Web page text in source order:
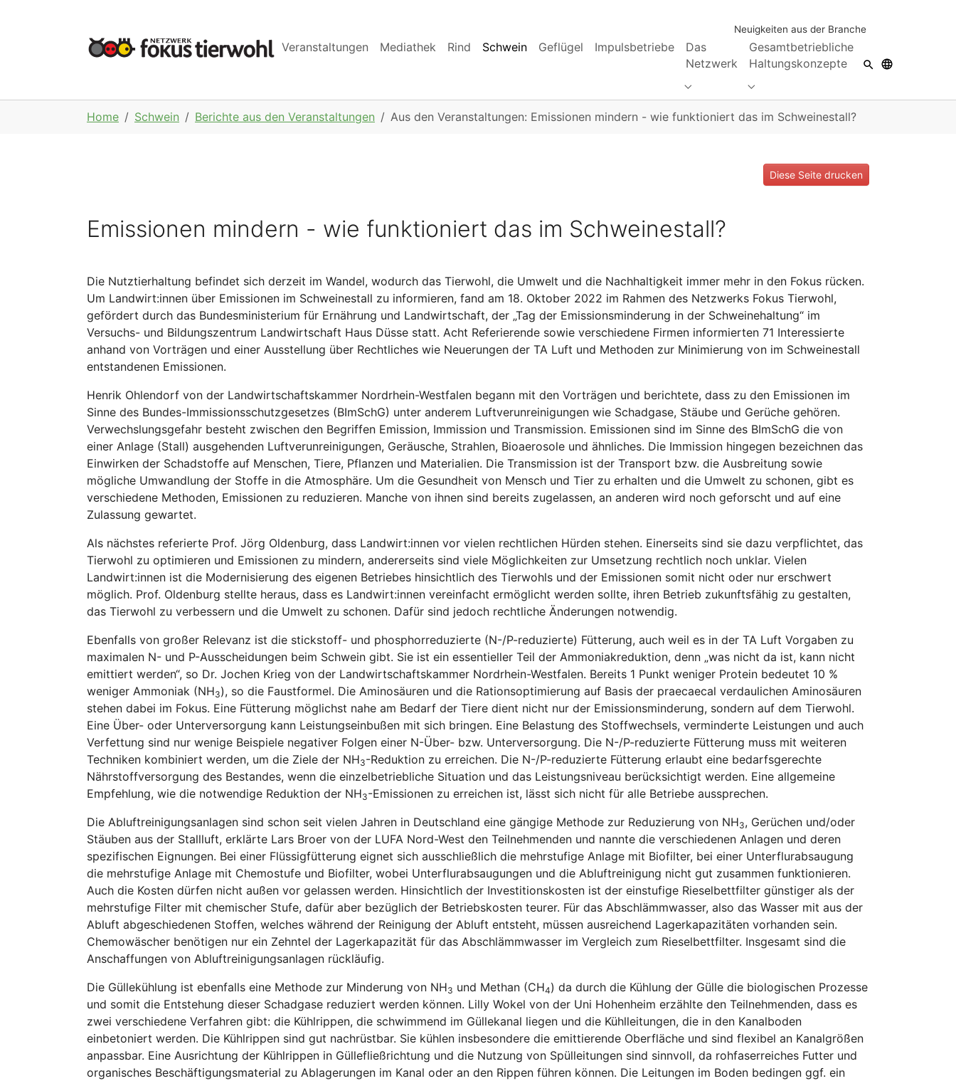
Neuigkeiten aus der Branche
Veranstaltungen Mediathek Rind Schwein Geflügel Impulsbetriebe
Das
Netzwerk
Submenu for "Das Netzwerk"
Gesamtbetriebliche
Haltungskonzepte
Submenu for "Gesamtbetriebliche
Home Schwein Berichte aus den Veranstaltungen Aus den Veranstaltungen: Emissionen mindern - wie funktioniert das im Schweinestall?
Diese Seite drucken
Emissionen mindern - wie funktioniert das im Schweinestall?
Die Nutztierhaltung befindet sich derzeit im Wandel, wodurch das Tierwohl, die Umwelt und die Nachhaltigkeit immer mehr in den Fokus rücken.
Um Landwirt:innen über Emissionen im Schweinestall zu informieren, fand am 18. Oktober 2022 im Rahmen des Netzwerks Fokus Tierwohl,
gefördert durch das Bundesministerium für Ernährung und Landwirtschaft, der „Tag der Emissionsminderung in der Schweinehaltung“ im
Versuchs- und Bildungszentrum Landwirtschaft Haus Düsse statt. Acht Referierende sowie verschiedene Firmen informierten 71 Interessierte
anhand von Vorträgen und einer Ausstellung über Rechtliches wie Neuerungen der TA Luft und Methoden zur Minimierung von im Schweinestall
entstandenen Emissionen.
Henrik Ohlendorf von der Landwirtschaftskammer Nordrhein-Westfalen begann mit den Vorträgen und berichtete, dass zu den Emissionen im
Sinne des Bundes-Immissionsschutzgesetzes (BImSchG) unter anderem Luftverunreinigungen wie Schadgase, Stäube und Gerüche gehören.
Verwechslungsgefahr besteht zwischen den Begriffen Emission, Immission und Transmission. Emissionen sind im Sinne des BImSchG die von
einer Anlage (Stall) ausgehenden Luftverunreinigungen, Geräusche, Strahlen, Bioaerosole und ähnliches. Die Immission hingegen bezeichnen das
Einwirken der Schadstoffe auf Menschen, Tiere, Pflanzen und Materialien. Die Transmission ist der Transport bzw. die Ausbreitung sowie
mögliche Umwandlung der Stoffe in die Atmosphäre. Um die Gesundheit von Mensch und Tier zu erhalten und die Umwelt zu schonen, gibt es
verschiedene Methoden, Emissionen zu reduzieren. Manche von ihnen sind bereits zugelassen, an anderen wird noch geforscht und auf eine
Zulassung gewartet.
Als nächstes referierte Prof. Jörg Oldenburg, dass Landwirt:innen vor vielen rechtlichen Hürden stehen. Einerseits sind sie dazu verpflichtet, das
Tierwohl zu optimieren und Emissionen zu mindern, andererseits sind viele Möglichkeiten zur Umsetzung rechtlich noch unklar. Vielen
Landwirt:innen ist die Modernisierung des eigenen Betriebes hinsichtlich des Tierwohls und der Emissionen somit nicht oder nur erschwert
möglich. Prof. Oldenburg stellte heraus, dass es Landwirt:innen vereinfacht ermöglicht werden sollte, ihren Betrieb zukunftsfähig zu gestalten,
das Tierwohl zu verbessern und die Umwelt zu schonen. Dafür sind jedoch rechtliche Änderungen notwendig.
Ebenfalls von großer Relevanz ist die stickstoff- und phosphorreduzierte (N-/P-reduzierte) Fütterung, auch weil es in der TA Luft Vorgaben zu
maximalen N- und P-Ausscheidungen beim Schwein gibt. Sie ist ein essentieller Teil der Ammoniakreduktion, denn „was nicht da ist, kann nicht
emittiert werden“, so Dr. Jochen Krieg von der Landwirtschaftskammer Nordrhein-Westfalen. Bereits 1 Punkt weniger Protein bedeutet 10 %
weniger Ammoniak (NH3), so die Faustformel. Die Aminosäuren und die Rationsoptimierung auf Basis der praecaecal verdaulichen Aminosäuren
stehen dabei im Fokus. Eine Fütterung möglichst nahe am Bedarf der Tiere dient nicht nur der Emissionsminderung, sondern auf dem Tierwohl.
Eine Über- oder Unterversorgung kann Leistungseinbußen mit sich bringen. Eine Belastung des Stoffwechsels, verminderte Leistungen und auch
Verfettung sind nur wenige Beispiele negativer Folgen einer N-Über- bzw. Unterversorgung. Die N-/P-reduzierte Fütterung muss mit weiteren
Techniken kombiniert werden, um die Ziele der NH3-Reduktion zu erreichen. Die N-/P-reduzierte Fütterung erlaubt eine bedarfsgerechte
Nährstoffversorgung des Bestandes, wenn die einzelbetriebliche Situation und das Leistungsniveau berücksichtigt werden. Eine allgemeine
Empfehlung, wie die notwendige Reduktion der NH3-Emissionen zu erreichen ist, lässt sich nicht für alle Betriebe aussprechen.
Die Abluftreinigungsanlagen sind schon seit vielen Jahren in Deutschland eine gängige Methode zur Reduzierung von NH3, Gerüchen und/oder
Stäuben aus der Stallluft, erklärte Lars Broer von der LUFA Nord-West den Teilnehmenden und nannte die verschiedenen Anlagen und deren
spezifischen Eignungen. Bei einer Flüssigfütterung eignet sich ausschließlich die mehrstufige Anlage mit Biofilter, bei einer Unterflurabsaugung
die mehrstufige Anlage mit Chemostufe und Biofilter, wobei Unterflurabsaugungen und die Abluftreinigung nicht gut zusammen funktionieren.
Auch die Kosten dürfen nicht außen vor gelassen werden. Hinsichtlich der Investitionskosten ist der einstufige Rieselbettfilter günstiger als der
mehrstufige Filter mit chemischer Stufe, dafür aber bezüglich der Betriebskosten teurer. Für das Abschlämmwasser, also das Wasser mit aus der
Abluft abgeschiedenen Stoffen, welches während der Reinigung der Abluft entsteht, müssen ausreichend Lagerkapazitäten vorhanden sein.
Chemowäscher benötigen nur ein Zehntel der Lagerkapazität für das Abschlämmwasser im Vergleich zum Rieselbettfilter. Insgesamt sind die
Anschaffungen von Abluftreinigungsanlagen rückläufig.
Die Güllekühlung ist ebenfalls eine Methode zur Minderung von NH3 und Methan (CH4) da durch die Kühlung der Gülle die biologischen Prozesse
und somit die Entstehung dieser Schadgase reduziert werden können. Lilly Wokel von der Uni Hohenheim erzählte den Teilnehmenden, dass es
zwei verschiedene Verfahren gibt: die Kühlrippen, die schwimmend im Güllekanal liegen und die Kühlleitungen, die in den Kanalboden
einbetoniert werden. Die Kühlrippen sind gut nachrüstbar. Sie kühlen insbesondere die emittierende Oberfläche und sind flexibel an Kanalgrößen
anpassbar. Eine Ausrichtung der Kühlrippen in Güllefließrichtung und die Nutzung von Spülleitungen sind sinnvoll, da rohfaserreiches Futter und
organisches Beschäftigungsmaterial zu Ablagerungen im Kanal oder an den Rippen führen können. Die Leitungen im Boden bedingen ggf. ein